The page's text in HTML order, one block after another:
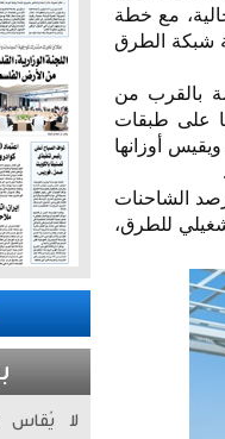
مع خطة
شبكة الطرق
بالقرب من
على طبقات
أوزانها
الشاحنات
للطرق،
لا يُقاس